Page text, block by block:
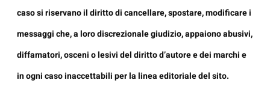
caso si riservano il diritto di cancellare, spostare, modificare i
messaggi che, a loro discrezionale giudizio, appaiono abusivi,
diffamatori, osceni o lesivi del diritto d’autore e dei marchi e
in ogni caso inaccettabili per la linea editoriale del sito.